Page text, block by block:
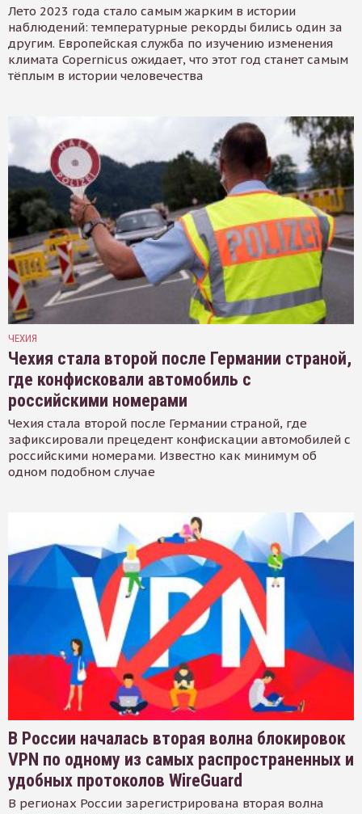
Лето 2023 года стало самым жарким в истории
наблюдений: температурные рекорды бились один за
другим. Европейская служба по изучению изменения
климата Copernicus ожидает, что этот год станет самым
тёплым в истории человечества
ЧЕХИЯ
Чехия стала второй после Германии страной,
где конфисковали автомобиль с
российскими номерами
Чехия стала второй после Германии страной, где
зафиксировали прецедент конфискации автомобилей с
российскими номерами. Известно как минимум об
одном подобном случае
В России началась вторая волна блокировок
VPN по одному из самых распространенных и
удобных протоколов WireGuard
В регионах России зарегистрирована вторая волна